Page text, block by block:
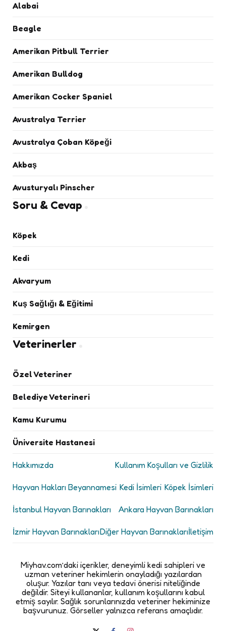
Alabai
Beagle
Amerikan Pitbull Terrier
Amerikan Bulldog
Amerikan Cocker Spaniel
Avustralya Terrier
Avustralya Çoban Köpeği
Akbaş
Avusturyalı Pinscher
Soru & Cevap
Köpek
Kedi
Akvaryum
Kuş Sağlığı & Eğitimi
Kemirgen
Veterinerler
Özel Veteriner
Belediye Veterineri
Kamu Kurumu
Üniversite Hastanesi
Hakkımızda Kullanım Koşulları ve Gizlilik
Hayvan Hakları Beyannamesi Kedi İsimleri Köpek İsimleri
İstanbul Hayvan Barınakları Ankara Hayvan Barınakları
İzmir Hayvan BarınaklarıDiğer Hayvan Barınaklarıİletişim
Miyhav.com’daki içerikler, deneyimli kedi sahipleri ve
uzman veteriner hekimlerin onayladığı yazılardan
oluşur. Yazılar tanı veya tedavi önerisi niteliğinde
değildir. Siteyi kullananlar, kullanım koşullarını kabul
etmiş sayılır. Sağlık sorunlarınızda veteriner hekiminize
başvurunuz. Görseller yalnızca referans amaçlıdır.